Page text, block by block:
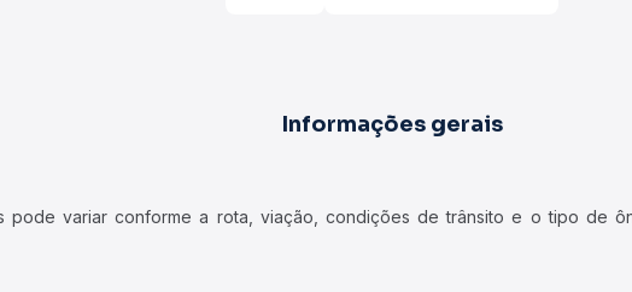
Informações gerais
variar conforme a rota, viação, condições de trânsito e o tipo de